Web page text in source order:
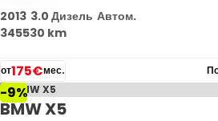
2013 3.0 Дизель Автом.
345530 km
от175€мес.
-9%
BMW X5